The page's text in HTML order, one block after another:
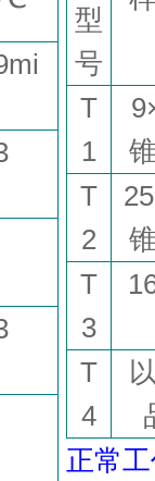
型
号
T
1
9
T
2
25
T
3
T
4
正常